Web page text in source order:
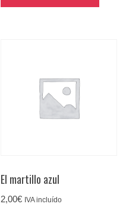
El martillo azul
2,00€ IVA incluído